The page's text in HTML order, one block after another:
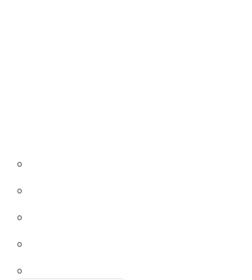
0
0
0
0
0